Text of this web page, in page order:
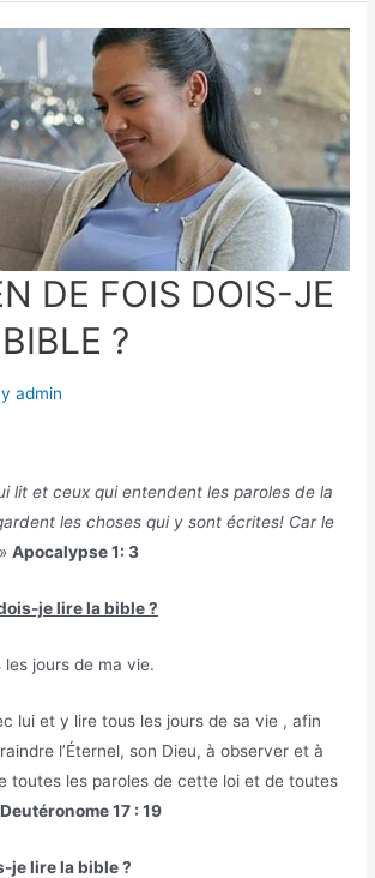
DE FOIS DOIS-JE
?
admin
lit et ceux qui entendent les paroles de la
les choses qui y sont écrites! Car le
»Apocalypse 1: 3
je lire la bible ?
jours de ma vie.
lui et y lire tous les jours de sa vie , afin
l’Éternel, son Dieu, à observer et à
toutes les paroles de cette loi et de toutes
Deutéronome 17 : 19
je lire la bible ?